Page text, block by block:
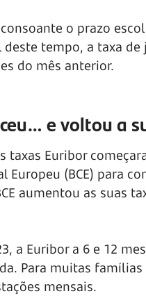
o prazo
tempo, a taxa
do mês anterior.
e voltou a
taxas Euribor
(BCE) para
aumentou as suas
a Euribor a 6 e 12
Para muitas
mensais.